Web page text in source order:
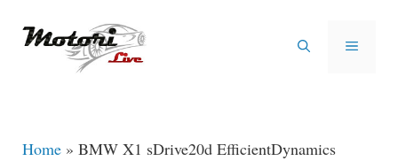
MENU
Home » BMW X1 sDrive20d EfficientDynamics